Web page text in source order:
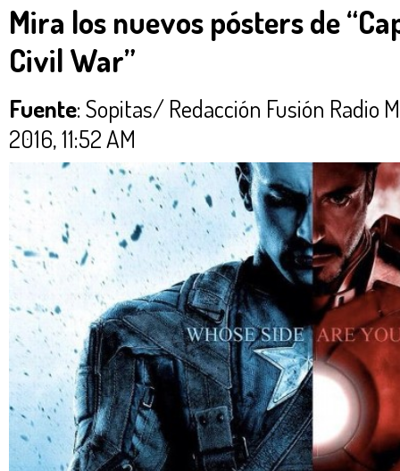
Mira los nuevos pósters de
Civil War”
Fuente: Sopitas/ Redacción Fusión
2016, 11:52 AM